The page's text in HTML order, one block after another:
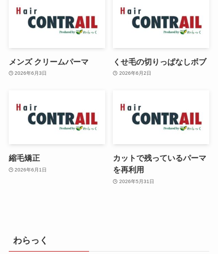
メンズ クリームパーマ
2026年6月3日
くせ毛の切りっぱなしボブ
2026年6月2日
縮毛矯正
2026年6月1日
カットで残っているパーマ
を再利用
2026年5月31日
わらっく